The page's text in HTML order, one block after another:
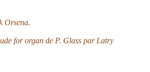
Orsena.
for organ de P. Glass par Latry